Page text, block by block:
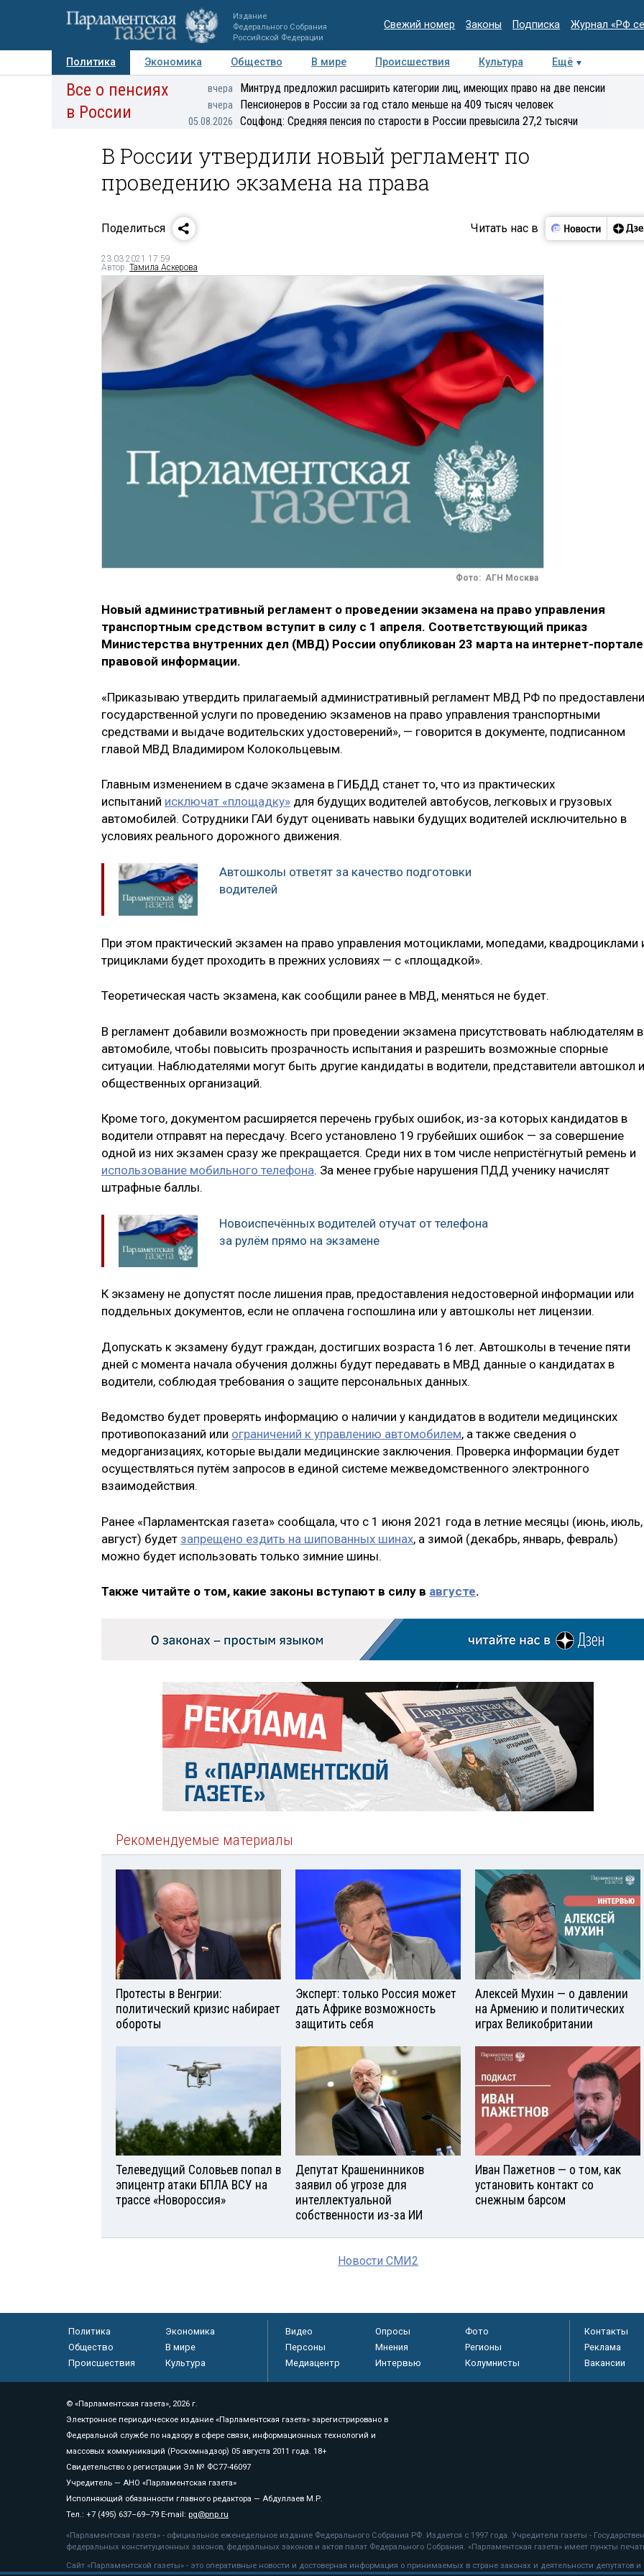
Издание
Федерального Собрания
Российской Федерации
Свежий номер Законы Подписка Журнал «РФ
Политика Экономика Общество В мире Происшествия Культура
Ещё
Авторы Персоны Мнения Регионы Медиацентр Интервью Колумнисты
Все о пенсиях
в России
вчера Минтруд предложил расширить категории лиц, имеющих право на две пенсии
вчера Пенсионеров в России за год стало меньше на 409 тысяч человек
05.08.2026 Соцфонд: Средняя пенсия по старости в России превысила 27,2 тысячи
В России утвердили новый регламент по
проведению экзамена на права
Поделиться Читать нас в
23.03.2021 17:59
Автор: Тамила Аскерова
Фото: АГН Москва
Новый административный регламент о проведении экзамена на право управления
транспортным средством вступит в силу с 1 апреля. Соответствующий приказ
Министерства внутренних дел (МВД) России опубликован 23 марта на интернет-портале
правовой информации.
«Приказываю утвердить прилагаемый административный регламент МВД РФ по
государственной услуги по проведению экзаменов на право управления транспортными
средствами и выдаче водительских удостоверений», — говорится в документе, подписанном
главой МВД Владимиром Колокольцевым.
Главным изменением в сдаче экзамена в ГИБДД станет то, что из практических
испытаний исключат «площадку» для будущих водителей автобусов, легковых и грузовых
автомобилей. Сотрудники ГАИ будут оценивать навыки будущих водителей исключительно в
условиях реального дорожного движения.
Автошколы ответят за качество подготовки
водителей
При этом практический экзамен на право управления мотоциклами, мопедами, квадроциклами
трициклами будет проходить в прежних условиях — с «площадкой».
Теоретическая часть экзамена, как сообщили ранее в МВД, меняться не будет.
В регламент добавили возможность при проведении экзамена присутствовать наблюдателям в
автомобиле, чтобы повысить прозрачность испытания и разрешить возможные спорные
ситуации. Наблюдателями могут быть другие кандидаты в водители, представители автошкол и
общественных организаций.
Кроме того, документом расширяется перечень грубых ошибок, из-за которых кандидатов в
водители отправят на пересдачу. Всего установлено 19 грубейших ошибок — за совершение
одной из них экзамен сразу же прекращается. Среди них в том числе непристёгнутый ремень и
использование мобильного телефона. За менее грубые нарушения ПДД ученику начислят
штрафные баллы.
Новоиспечённых водителей отучат от телефона
за рулём прямо на экзамене
К экзамену не допустят после лишения прав, предоставления недостоверной информации или
поддельных документов, если не оплачена госпошлина или у автошколы нет лицензии.
Допускать к экзамену будут граждан, достигших возраста 16 лет. Автошколы в течение пяти
дней с момента начала обучения должны будут передавать в МВД данные о кандидатах в
водители, соблюдая требования о защите персональных данных.
Ведомство будет проверять информацию о наличии у кандидатов в водители медицинских
противопоказаний или ограничений к управлению автомобилем, а также сведения о
медорганизациях, которые выдали медицинские заключения. Проверка информации будет
осуществляться путём запросов в единой системе межведомственного электронного
взаимодействия.
Ранее «Парламентская газета» сообщала, что с 1 июня 2021 года в летние месяцы (июнь, июль,
август) будет запрещено ездить на шипованных шинах, а зимой (декабрь, январь, февраль)
можно будет использовать только зимние шины.
Также читайте о том, какие законы вступают в силу в августе.
Рекомендуемые материалы
Протесты в Венгрии:
политический кризис набирает
обороты
Эксперт: только Россия может
дать Африке возможность
защитить себя
Алексей Мухин — о давлении
на Армению и политических
играх Великобритании
Телеведущий Соловьев попал в
эпицентр атаки БПЛА ВСУ на
трассе «Новороссия»
Депутат Крашенинников
заявил об угрозе для
интеллектуальной
собственности из-за ИИ
Иван Пажетнов — о том, как
установить контакт со
снежным барсом
Новости СМИ2
Политика
Экономика
Общество
В мире
Происшествия
Культура
Видео Опросы
Фото
Персоны
Мнения
Регионы
Медиацентр
Интервью Колумнисты
Контакты
Реклама
Вакансии
© «Парламентская газета», 2026 г.
Электронное периодическое издание «Парламентская газета» зарегистрировано в
Федеральной службе по надзору в сфере связи, информационных технологий и
массовых коммуникаций (Роскомнадзор) 05 августа 2011 года. 18+
Свидетельство о регистрации Эл № ФС77-46097
Учредитель — АНО «Парламентская газета»
Исполняющий обязанности главного редактора — Абдуллаев М.Р.
Тел.: +7 (495) 637–69–79 E-mail: pg@pnp.ru
«Парламентская газета» - официальное еженедельное издание Федерального Собрания РФ. Издается с 1997 года. Учредители газеты -
федеральных конституционных законов, федеральных законов и актов палат Федерального Собрания. «Парламентская газета» имеет пункты
Сайт «Парламентской газеты» - это оперативные новости и достоверная информация о принимаемых в стране законах и деятельности депутатов